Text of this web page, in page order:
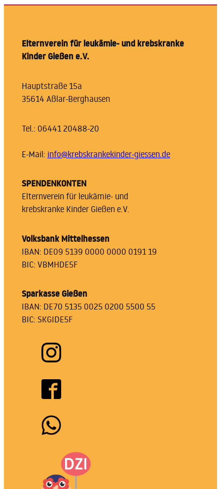
Elternverein für leukämie- und krebskranke
Kinder Gießen e.V.
Hauptstraße 15a
35614 Aßlar-Berghausen
Tel.: 06441 20488-20
E-Mail: info@krebskrankekinder-giessen.de
SPENDENKONTEN
Elternverein für leukämie- und
krebskranke Kinder Gießen e.V.
Volksbank Mittelhessen
IBAN: DE09 5139 0000 0000 0191 19
BIC: VBMHDE5F
Sparkasse Gießen
IBAN: DE70 5135 0025 0200 5500 55
BIC: SKGIDE5F